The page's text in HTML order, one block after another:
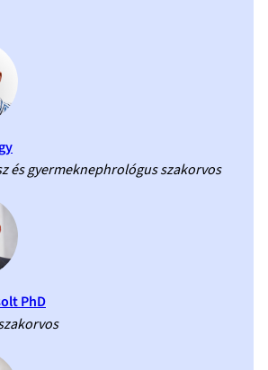
és gyermeknephrológus szakorvos
PhD